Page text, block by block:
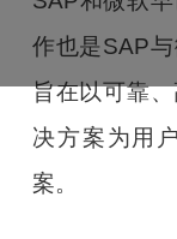
作也是SAP
旨在以可靠
决方案为用
案。